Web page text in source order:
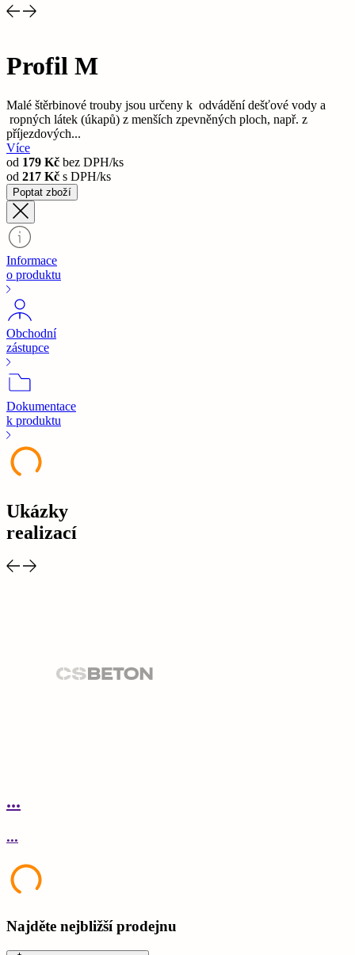
Profil M
Malé štěrbinové trouby jsou určeny k odvádění dešťové vody a
ropných látek (úkapů) z menších zpevněných ploch, např. z
příjezdových...
Více
od 179 Kč bez DPH/ks
od 217 Kč s DPH/ks
Poptat zboží
Informace
o produktu
Obchodní
zástupce
Dokumentace
k produktu
Ukázky
realizací
...
...
Najděte nejbližší prodejnu